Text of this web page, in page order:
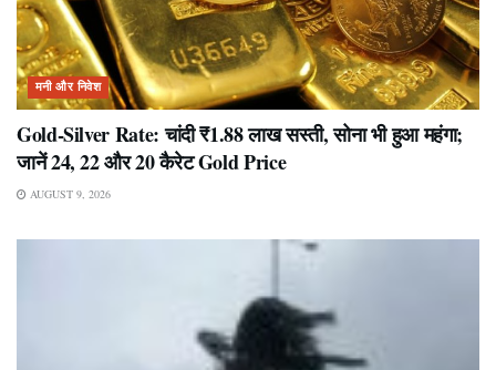
मनी और निवेश
Gold-Silver Rate: चांदी ₹1.88 लाख सस्ती, सोना भी हुआ महंगा;
जानें 24, 22 और 20 कैरेट Gold Price
AUGUST 9, 2026